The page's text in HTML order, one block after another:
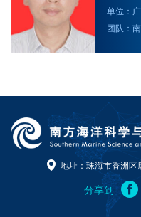
单位：
团队：
地址：珠海市香洲区
分享到